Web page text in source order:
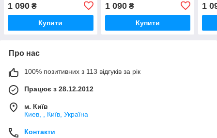
1 090 ₴
Купити
1 090₴
Купити
1
Про нас
100% позитивних з 113 відгуків за рік
Працює з 28.12.2012
м. Київ
Киев, , Київ, Україна
Контакти